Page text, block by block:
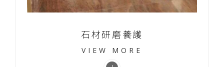
石材研磨養護
VIEW MORE